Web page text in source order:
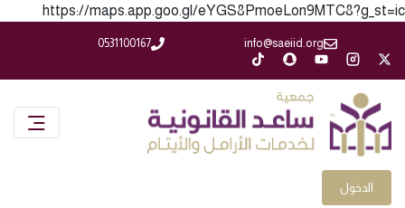
https://maps.app.goo.gl/eYGS8PmoeLon9MTC8?g_st=ic
info@saeiid.org
0531100167
الدخول